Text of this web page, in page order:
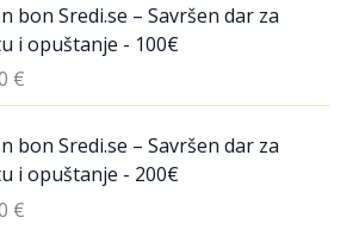
bon Sredi.se – Savršen dar za
i opuštanje - 100€
€
bon Sredi.se – Savršen dar za
i opuštanje - 200€
€